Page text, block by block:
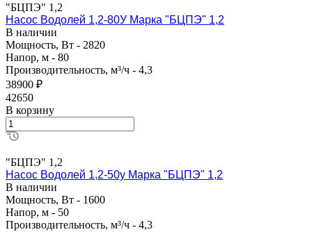
"БЦПЭ" 1,2
Насос Водолей 1,2-80У Марка "БЦПЭ" 1,2
В наличии
Мощность, Вт - 2820
Напор, м - 80
Производительность, м³/ч - 4,3
38900 ₽
42650
В корзину
"БЦПЭ" 1,2
Насос Водолей 1,2-50у Марка "БЦПЭ" 1,2
В наличии
Мощность, Вт - 1600
Напор, м - 50
Производительность, м³/ч - 4,3